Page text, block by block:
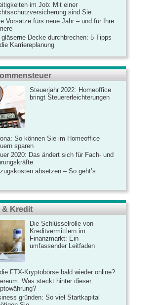
im Job: Mit einer
sind Sie...
Vorsätze fürs neue Jahr – und für Ihre
gläserne Decke durchbrechen: 5 Tipps
Karriereplanung
Steuerjahr 2022: Homeoffice
bringt Steuererleichterungen
So können Sie im Homeoffice
sparen
2020: Das ändert sich für Fach- und
absetzen – So geht’s
& Kredit
Die Schlüsselrolle von
Kreditvermittlern im
Finanzmarkt: Ein
umfassender Leitfaden
FTX-Kryptobörse bald wieder online?
Was steckt hinter dieser
gründen: So viel Startkapital